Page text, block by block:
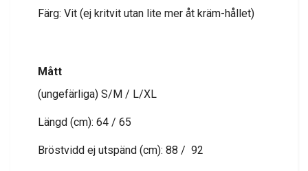
Färg: Vit (ej kritvit utan lite mer åt kräm-hållet)
Mått
(ungefärliga) S/M / L/XL
Längd (cm): 64 / 65
Bröstvidd ej utspänd (cm): 88 / 92